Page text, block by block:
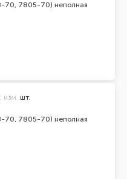
70, 7805-70) неполная
70, 7805-70) неполная
изм. шт.